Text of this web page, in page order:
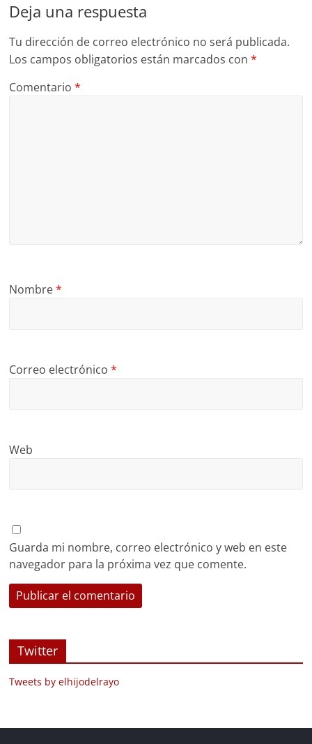
Deja una respuesta
Tu dirección de correo electrónico no será publicada.
Los campos obligatorios están marcados con*
Comentario*
Nombre*
Correo electrónico*
Web
Guarda mi nombre, correo electrónico y web en este
navegador para la próxima vez que comente.
Twitter
Tweets by elhijodelrayo